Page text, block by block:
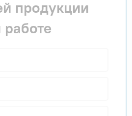
продукции
работе